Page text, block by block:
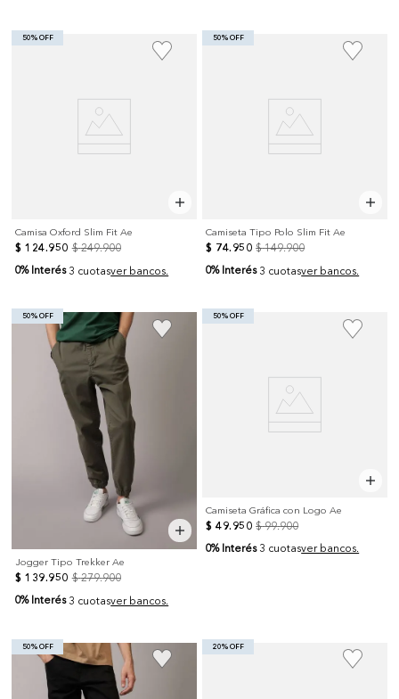
50% OFF
Camisa Oxford Slim Fit Ae
$ 124.950 $ 249.900
0% Interés 3 cuotasver bancos.
50% OFF
Camiseta Tipo Polo Slim Fit Ae
$ 74. 950 $ 149.900
0% Interés 3 cuotasver bancos.
50% OFF
Jogger Tipo Trekker Ae
$ 139.950 $ 279.900
0% Interés 3 cuotasver bancos.
50% OFF
Camiseta Gráfica con Logo Ae
$ 49. 950 $ 99.900
0% Interés 3 cuotasver bancos.
50% OFF 20% OFF